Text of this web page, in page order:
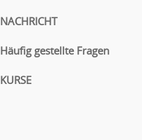
NACHRICHT
Häufig gestellte Fragen
KURSE